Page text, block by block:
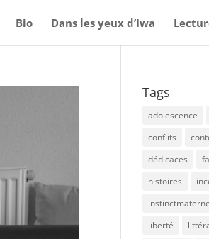
Bio Dans les yeux d’Iwa
Tags
adolescence
conflits
dédicaces
histoires
liberté